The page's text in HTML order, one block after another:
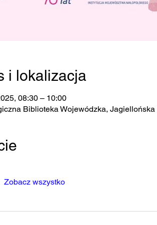
i lokalizacja
08:30 – 10:00
Biblioteka Wojewódzka,
Zobacz wszystko